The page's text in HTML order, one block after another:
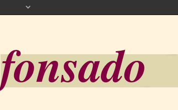
fonsado